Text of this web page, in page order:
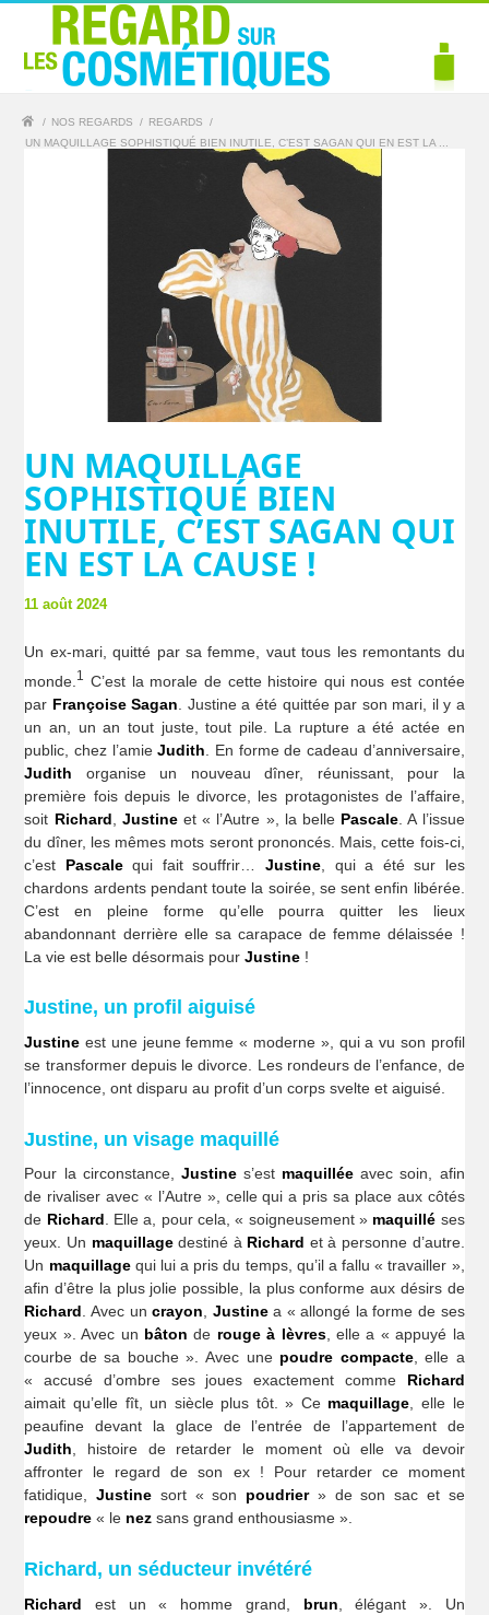
/ NOS REGARDS / REGARDS
/
UN MAQUILLAGE SOPHISTIQUÉ BIEN INUTILE, C’EST SAGAN QUI EN EST LA ...
UN MAQUILLAGE
SOPHISTIQUÉ BIEN
INUTILE, C’EST SAGAN QUI
EN EST LA CAUSE !
11 août 2024
Un ex-mari, quitté par sa femme, vaut tous les remontants du
monde. 1
C’est la morale de cette histoire qui nous est contée
par Françoise Sagan . Justine a été quittée par son mari, il y a
un an, un an tout juste, tout pile. La rupture a été actée en
public, chez l’amieJudith . En forme de cadeau d’anniversaire,
Judith organise un nouveau dîner, réunissant, pour la
première fois depuis le divorce, les protagonistes de l’affaire,
soit Richard Justineet « l’Autre », la belle Pascale . A l’issue
du dîner, les mêmes mots seront prononcés. Mais, cette fois-ci,
c’est Pascalequi fait souffrir…Justine , qui a été sur les
chardons ardents pendant toute la soirée, se sent enfin libérée.
C’est en pleine forme qu’elle pourra quitter les lieux
abandonnant derrière elle sa carapace de femme délaissée !
La vie est belle désormais pourJustine !
Justine, un profil aiguisé
Justine est une jeune femme « moderne », qui a vu son profil
se transformer depuis le divorce. Les rondeurs de l’enfance, de
l’innocence, ont disparu au profit d’un corps svelte et aiguisé.
Justine, un visage maquillé
Pour la circonstance, Justines’est maquillée avec soin, afin
de rivaliser avec « l’Autre », celle qui a pris sa place aux côtés
de Richard. Elle a, pour cela, « soigneusement » maquillé ses
yeux. Un maquillagedestiné à Richard et à personne d’autre.
Un maquillagequi lui a pris du temps, qu’il a fallu « travailler »,
afin d’être la plus jolie possible, la plus conforme aux désirs de
Richard. Avec uncrayon, Justinea « allongé la forme de ses
yeux ». Avec un bâton de rouge à lèvres, elle a « appuyé la
courbe de sa bouche ». Avec une poudre compacte, elle a
« accusé d’ombre ses joues exactement comme Richard
aimait qu’elle fît, un siècle plus tôt. » Ce maquillage, elle le
peaufine devant la glace de l’entrée de l’appartement de
Judith, histoire de retarder le moment où elle va devoir
affronter le regard de son ex ! Pour retarder ce moment
fatidique,Justine sort « son poudrier» de son sac et se
repoudre « le nez sans grand enthousiasme ».
Richard, un séducteur invétéré
Richard est un « homme grand, brun , élégant ». Un